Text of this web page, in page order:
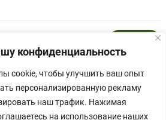
конфиденциальность
cookie, чтобы улучшить ваш опыт
персонализированную рекламу
наш трафик. Нажимая
на использование наших